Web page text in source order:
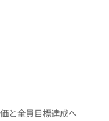
と全員目標達成へ